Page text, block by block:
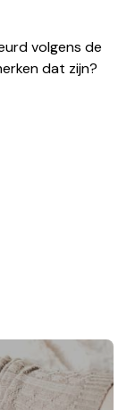
volgens de
dat zijn?